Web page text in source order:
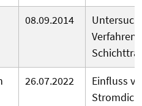
08.09.2014
26.07.2022
Einfluss